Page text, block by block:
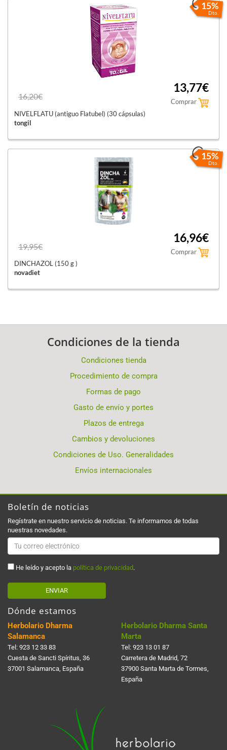
15%
Dto.
16,20€
13,77€
Comprar
NIVELFLATU (antiguo Flatubel) (30 cápsulas)
tongil
15%
Dto.
19,95€
16,96€
Comprar
DINCHAZOL (150 g )
novadiet
Condiciones de la tienda
Condiciones tienda
Procedimiento de compra
Formas de pago
Gasto de envío y portes
Plazos de entrega
Cambios y devoluciones
Condiciones de Uso. Generalidades
Envíos internacionales
Boletín de noticias
Regístrate en nuestro servicio de noticias. Te informamos de todas
nuestras novedades.
He leído y acepto la política de privacidad .
ENVIAR
Dónde estamos
Herbolario Dharma
Salamanca
Tel: 923 12 33 83
Cuesta de Sancti Spí­ritus, 36
37001 Salamanca, España
Herbolario Dharma Santa
Marta
Tel: 923 13 01 87
Carretera de Madrid, 72
37900 Santa Marta de Tormes,
España